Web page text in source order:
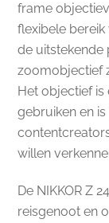
frame
flexibele
de
zoomobjectief
Het objectief
gebruiken en
willen
De NIKKOR Z
reisgenoot en